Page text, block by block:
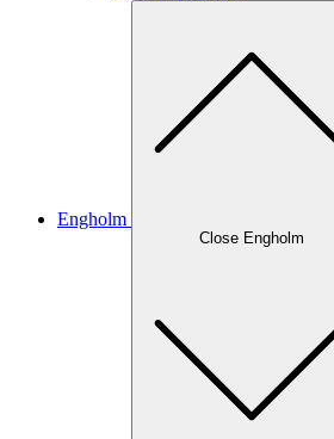
Engholm
Close Engholm